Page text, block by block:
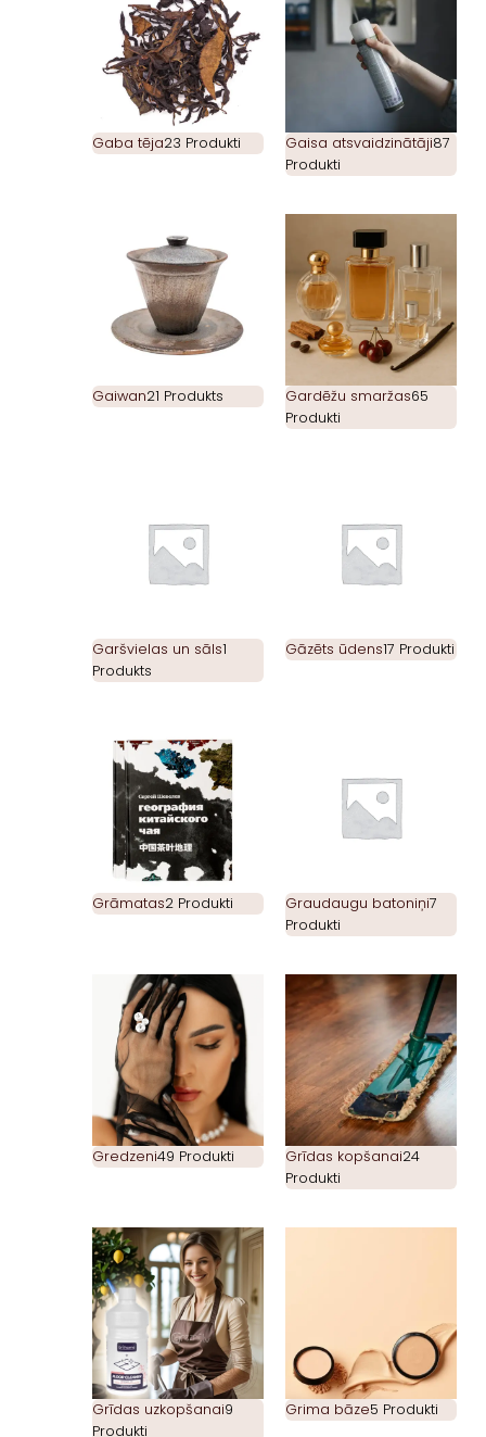
Gaba tēja23 Produkti Gaisa atsvaidzinātāji87
Produkti
Gaiwan21 Produkts Gardēžu smaržas65
Produkti
Garšvielas un sāls1
Produkts
Gāzēts ūdens17 Produkti
Grāmatas2 Produkti Graudaugu batoniņi7
Produkti
Gredzeni49 Produkti Grīdas kopšanai24
Produkti
Grīdas uzkopšanai9
Produkti
Grima bāze5 Produkti